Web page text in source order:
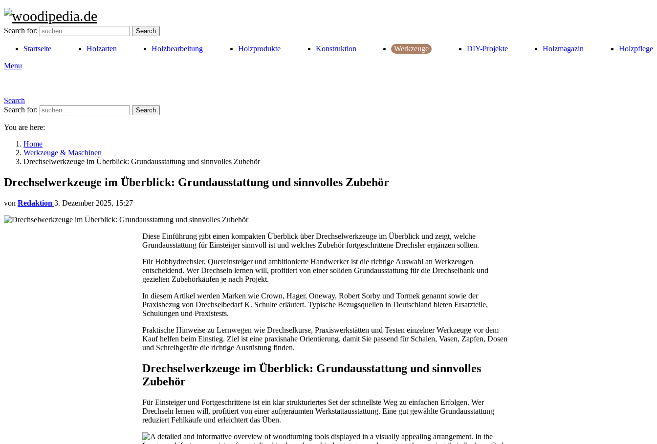
Search for: Search
Startseite Holzarten Holzbearbeitung Holzprodukte Konstruktion Werkzeuge DIY-Projekte Holzmagazin Holzpflege
Menu
Search
Search for:
Search
You are here:
Home
Werkzeuge & Maschinen
Drechselwerkzeuge im Überblick: Grundausstattung und sinnvolles Zubehör
Drechselwerkzeuge im Überblick: Grundausstattung und sinnvolles Zubehör
von Redaktion 3. Dezember 2025, 15:27
Diese Einführung gibt einen kompakten Überblick über Drechselwerkzeuge im Überblick und zeigt, welche
Grundausstattung für Einsteiger sinnvoll ist und welches Zubehör fortgeschrittene Drechsler ergänzen sollten.
Für Hobbydrechsler, Quereinsteiger und ambitionierte Handwerker ist die richtige Auswahl an Werkzeugen
entscheidend. Wer Drechseln lernen will, profitiert von einer soliden Grundausstattung für die Drechselbank und
gezielten Zubehörkäufen je nach Projekt.
In diesem Artikel werden Marken wie Crown, Hager, Oneway, Robert Sorby und Tormek genannt sowie der
Praxisbezug von Drechselbedarf K. Schulte erläutert. Typische Bezugsquellen in Deutschland bieten Ersatzteile,
Schulungen und Praxistests.
Praktische Hinweise zu Lernwegen wie Drechselkurse, Praxiswerkstätten und Testen einzelner Werkzeuge vor dem
Kauf helfen beim Einstieg. Ziel ist eine praxisnahe Orientierung, damit Sie passend für Schalen, Vasen, Zapfen, Dosen
und Schreibgeräte die richtige Ausrüstung finden.
Drechselwerkzeuge im Überblick: Grundausstattung und sinnvolles
Zubehör
Für Einsteiger und Fortgeschrittene ist ein klar strukturiertes Set der schnellste Weg zu einfachen Erfolgen. Wer
Drechseln lernen will, profitiert von einer aufgeräumten Werkstattausstattung. Eine gut gewählte Grundausstattung
reduziert Fehlkäufe und erleichtert das Üben.